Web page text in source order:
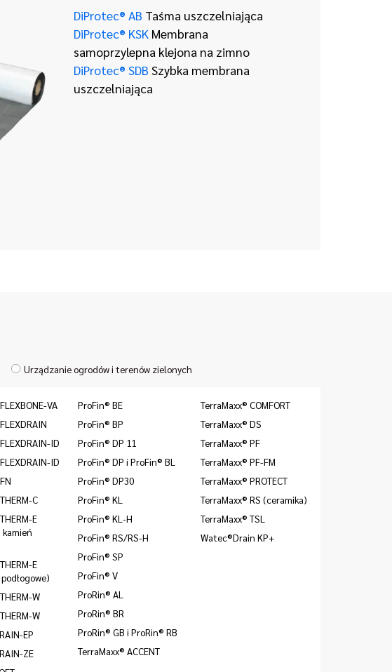
DiProtec® AB Taśma uszczelniająca
DiProtec® KSK Membrana
samoprzylepna klejona na zimno
DiProtec® SDB Szybka membrana
uszczelniająca
Urządzanie ogrodów i terenów zielonych
VA
ID
ID
C
E
E
W
W
EP
ZE
ProFin® BE
ProFin® BP
ProFin® DP 11
ProFin® DP i ProFin® BL
ProFin® DP30
ProFin® KL
ProFin® KL-H
ProFin® RS/RS-H
ProFin® SP
ProFin® V
ProRin® AL
ProRin® BR
ProRin® GB i ProRin® RB
TerraMaxx® ACCENT
TerraMaxx® COMFORT
TerraMaxx® DS
TerraMaxx® PF
TerraMaxx® PF-FM
TerraMaxx® PROTECT
TerraMaxx® RS (ceramika)
TerraMaxx® TSL
Watec®Drain KP+